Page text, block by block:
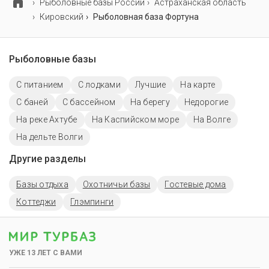
Рыболовные базы России
Астраханская область
Кировский
Рыболовная база Фортуна
Рыболовные базы
С питанием С лодками Лучшие
На карте
С баней
С бассейном На берегу
Недорогие
На реке Ахтубе
На Каспийском море
На Волге
На дельте Волги
Другие разделы
Базы отдыха Охотничьи базы
Гостевые дома
Коттеджи
Глэмпинги
УЖЕ 13 ЛЕТ С ВАМИ